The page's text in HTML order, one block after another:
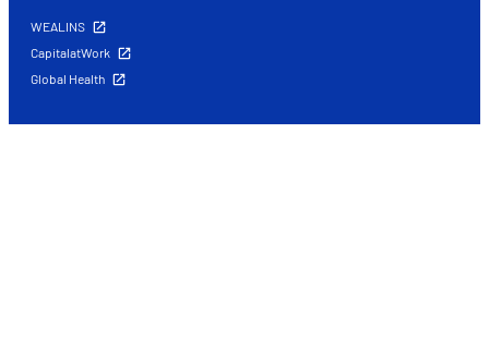
WEALINS
CapitalatWork
Global Health